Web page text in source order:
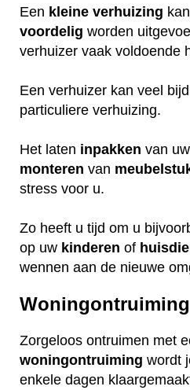
Een kleine verhuizing kan
voordelig worden
verhuizer vaak voldoende
Een verhuizer kan veel
particuliere verhuizing.
Het laten inpakken van uw
monteren van
stress voor u.
Zo heeft u tijd om u
op uw kinderen of
wennen aan de nieuwe
Zorgeloos ontruimen met
woningontruiming wordt
enkele dagen